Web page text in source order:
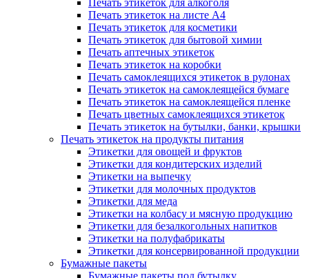
Печать этикеток для алкоголя
Печать этикеток на листе А4
Печать этикеток для косметики
Печать этикеток для бытовой химии
Печать аптечных этикеток
Печать этикеток на коробки
Печать самоклеящихся этикеток в рулонах
Печать этикеток на самоклеящейся бумаге
Печать этикеток на самоклеящейся пленке
Печать цветных самоклеящихся этикеток
Печать этикеток на бутылки, банки, крышки
Печать этикеток на продукты питания
Этикетки для овощей и фруктов
Этикетки для кондитерских изделий
Этикетки на выпечку
Этикетки для молочных продуктов
Этикетки для меда
Этикетки на колбасу и мясную продукцию
Этикетки для безалкогольных напитков
Этикетки на полуфабрикаты
Этикетки для консервированной продукции
Бумажные пакеты
Бумажные пакеты под бутылку